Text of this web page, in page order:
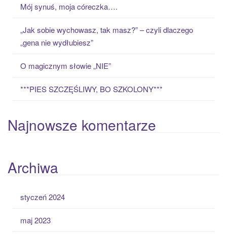
Mój synuś, moja córeczka….
„Jak sobie wychowasz, tak masz?” – czyli dlaczego
„gena nie wydłubiesz”
O magicznym słowie „NIE”
***PIES SZCZĘŚLIWY, BO SZKOLONY***
Najnowsze komentarze
Archiwa
styczeń 2024
maj 2023